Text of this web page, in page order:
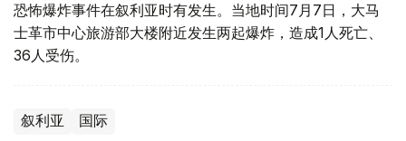
恐怖爆炸事件在叙利亚时有发生。当地时间7月7日，大马
士革市中心旅游部大楼附近发生两起爆炸，造成1人死亡、
36人受伤。
叙利亚 国际